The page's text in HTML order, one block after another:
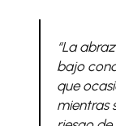
“La
bajo
que
mientras